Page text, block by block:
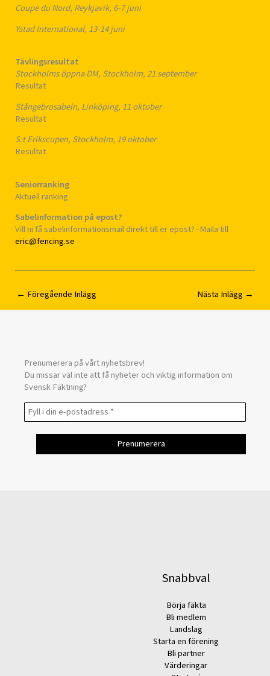
Coupe du Nord, Reykjavik, 6-7 juni
Ystad International, 13-14 juni
Tävlingsresultat
Stockholms öppna DM, Stockholm, 21 september
Resultat
Stångebrosabeln, Linköping, 11 oktober
Resultat
S:t Erikscupen, Stockholm, 19 oktober
Resultat
Seniorranking
Aktuell ranking
Sabelinformation på epost?
Vill ni få sabelinformationsmail direkt till er epost? -Maila till
eric@fencing.se
← Föregående Inlägg Nästa Inlägg →
Prenumerera på vårt nyhetsbrev!
Du missar väl inte att få nyheter och viktig information om
Svensk Fäktning?
Snabbval
Börja fäkta
Bli medlem
Landslag
Starta en förening
Bli partner
Värderingar